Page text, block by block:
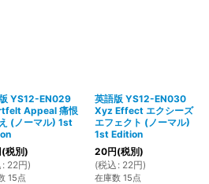
YS12-EN029
Appeal 痛恨
(ノーマル) 1st
(税別)
: 22円)
15点
英語版 YS12-EN030
Xyz Effect エクシーズ
エフェクト (ノーマル)
1st Edition
20円(税別)
(税込 : 22円)
在庫数 15点